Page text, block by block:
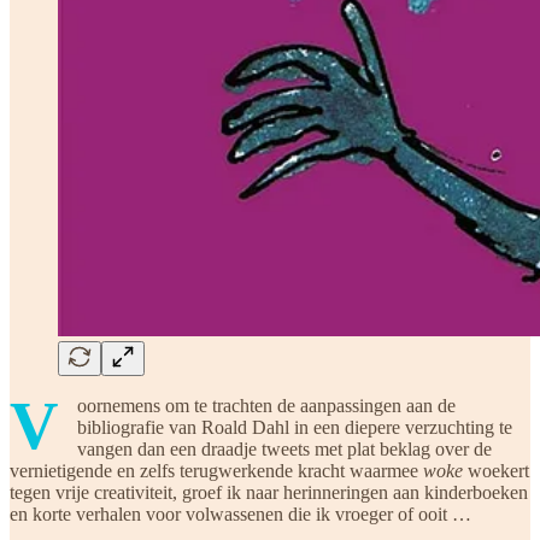
V
oornemens om te trachten de aanpassingen aan de
bibliografie van Roald Dahl in een diepere verzuchting te
vangen dan een draadje tweets met plat beklag over de
vernietigende en zelfs terugwerkende kracht waarmee woke woekert
tegen vrije creativiteit, groef ik naar herinneringen aan kinderboeken
en korte verhalen voor volwassenen die ik vroeger of ooit …